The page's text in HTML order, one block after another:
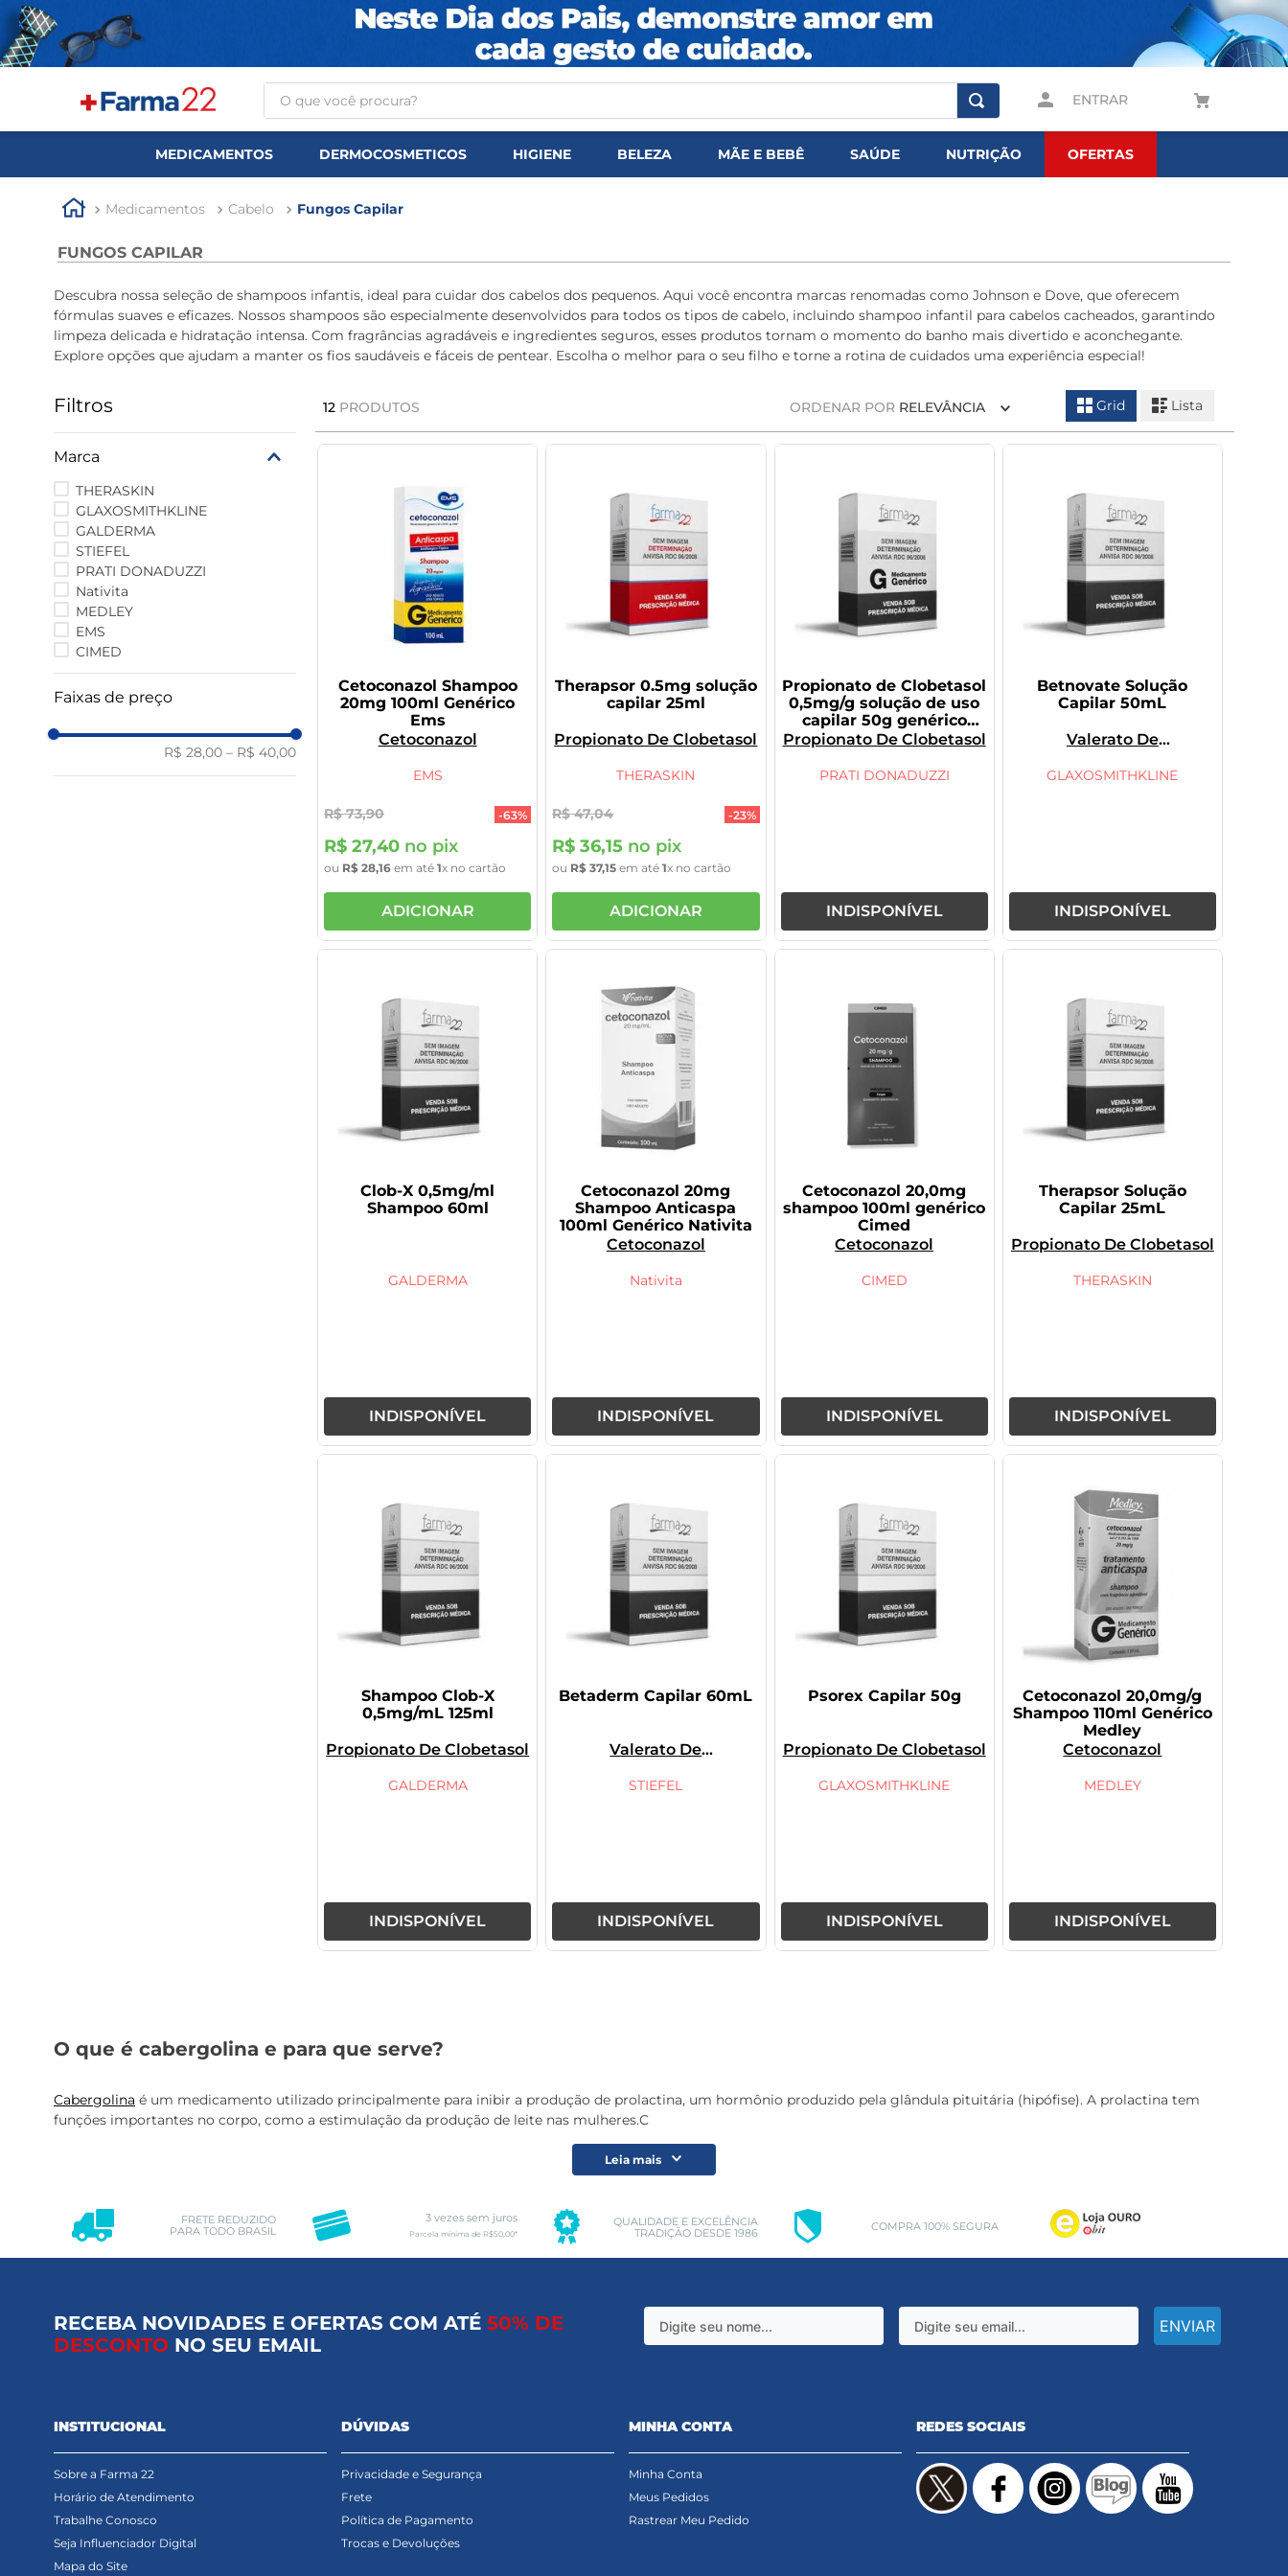
O que você procura?
2
rosuvastatina 20mg
5º
aptamil
6º
rosuvastatina
tadalafila 5mg
9º
vitamina
ENTRAR
MEDICAMENTOS DERMOCOSMETICOS HIGIENE BELEZA MÃE E BEBÊ SAÚDE NUTRIÇÃO OFERTAS
Medicamentos Cabelo Fungos Capilar
FUNGOS CAPILAR
Descubra nossa seleção de shampoos infantis, ideal para cuidar dos cabelos dos pequenos. Aqui você encontra marcas renomadas como Johnson e Dove, que oferecem
fórmulas suaves e eficazes. Nossos shampoos são especialmente desenvolvidos para todos os tipos de cabelo, incluindo shampoo infantil para cabelos cacheados, garantindo
limpeza delicada e hidratação intensa. Com fragrâncias agradáveis e ingredientes seguros, esses produtos tornam o momento do banho mais divertido e aconchegante.
Explore opções que ajudam a manter os fios saudáveis e fáceis de pentear. Escolha o melhor para o seu filho e torne a rotina de cuidados uma experiência especial!
Filtros
Marca
THERASKIN
GLAXOSMITHKLINE
GALDERMA
STIEFEL
PRATI DONADUZZI
Nativita
MEDLEY
EMS
CIMED
Faixas de preço
R$ 28,00 – R$ 40,00
12 PRODUTOS ORDENAR POR RELEVÂNCIA Grid Lista
Cetoconazol Shampoo
20mg 100ml Genérico
Ems
Cetoconazol
EMS
R$ 73,90 -63%
R$ 27,40 no pix
ou R$ 28,16 em até 1x no cartão
ADICIONAR
Therapsor 0.5mg solução
capilar 25ml
Propionato De Clobetasol
THERASKIN
R$ 47,04 -23%
R$ 36,15 no pix
ou R$ 37,15 em até1x no cartão
ADICIONAR
Propionato de Clobetasol
0,5mg/g solução de uso
capilar 50g genérico
Prati-Donaduzzi
Propionato De Clobetasol
PRATI DONADUZZI
INDISPONÍVEL
Betnovate Solução
Capilar 50mL
Valerato De
GLAXOSMITHKLINE
INDISPONÍVEL
Clob-X 0,5mg/ml
Shampoo 60ml
GALDERMA
INDISPONÍVEL
Cetoconazol 20mg
Shampoo Anticaspa
100ml Genérico Nativita
Cetoconazol
Nativita
INDISPONÍVEL
Cetoconazol 20,0mg
shampoo 100ml genérico
Cimed
Cetoconazol
CIMED
INDISPONÍVEL
Therapsor Solução
Capilar 25mL
Propionato De Clobetasol
THERASKIN
INDISPONÍVEL
Shampoo Clob-X
0,5mg/mL 125ml
Propionato De Clobetasol
GALDERMA
INDISPONÍVEL
Betaderm Capilar 60mL
Valerato De
STIEFEL
INDISPONÍVEL
Psorex Capilar 50g
Propionato De Clobetasol
GLAXOSMITHKLINE
INDISPONÍVEL
Cetoconazol 20,0mg/g
Shampoo 110ml Genérico
Medley
Cetoconazol
MEDLEY
INDISPONÍVEL
O que é cabergolina e para que serve?
Cabergolina é um medicamento utilizado principalmente para inibir a produção de prolactina, um hormônio produzido pela glândula pituitária (hipófise). A prolactina tem
funções importantes no corpo, como a estimulação da produção de leite nas mulheres.C
Leia mais
FRETE REDUZIDO
PARA TODO BRASIL
3 vezes sem juros
Parcela mínima de R$50,00*
QUALIDADE E EXCELÊNCIA
TRADIÇÃO DESDE 1986
COMPRA 100% SEGURA
RECEBA NOVIDADES E OFERTAS COM ATÉ 50% DE
DESCONTO NO SEU EMAIL
ENVIAR
INSTITUCIONAL
Sobre a Farma 22
Horário de Atendimento
Trabalhe Conosco
Seja Influenciador Digital
Mapa do Site
DÚVIDAS
Privacidade e Segurança
Frete
Política de Pagamento
Trocas e Devoluções
MINHA CONTA
Minha Conta
Meus Pedidos
Rastrear Meu Pedido
REDES SOCIAIS